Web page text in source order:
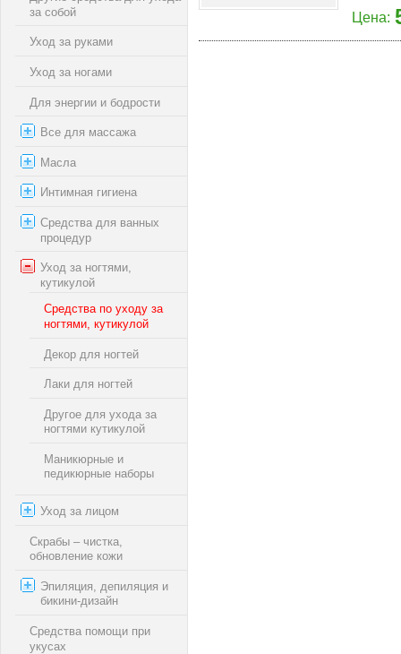
за собой
Уход за руками
Уход за ногами
Для энергии и бодрости
Все для массажа
Масла
Интимная гигиена
Средства для ванных
процедур
Уход за ногтями,
кутикулой
Средства по уходу за
ногтями, кутикулой
Декор для ногтей
Лаки для ногтей
Другое для ухода за
ногтями кутикулой
Маникюрные и
педикюрные наборы
Уход за лицом
Скрабы – чистка,
обновление кожи
Эпиляция, депиляция и
бикини-дизайн
Средства помощи при
укусах
Цена: